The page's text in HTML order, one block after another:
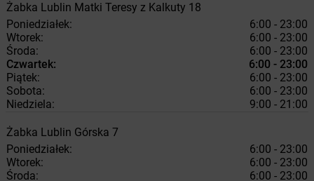
Żabka Lublin Matki Teresy z Kalkuty 18
Poniedziałek:
6:00 - 23:00
Wtorek:
6:00 - 23:00
Środa:
6:00 - 23:00
Czwartek:
6:00 - 23:00
Piątek:
6:00 - 23:00
Sobota:
6:00 - 23:00
Niedziela:
9:00 - 21:00
Żabka Lublin Górska 7
Poniedziałek:
6:00 - 23:00
Wtorek:
6:00 - 23:00
Środa:
6:00 - 23:00